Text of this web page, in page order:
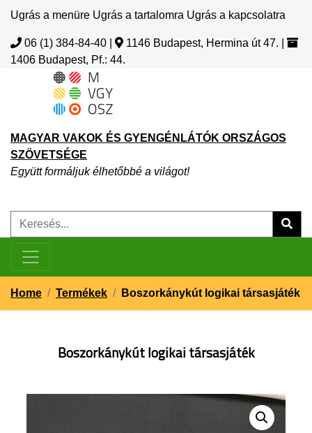
Ugrás a menüre Ugrás a tartalomra Ugrás a kapcsolatra
06 (1) 384-84-40 1146 Budapest, Hermina út 47.
1406 Budapest, Pf.: 44.
MAGYAR VAKOK ÉS GYENGÉNLÁTÓK ORSZÁGOS
SZÖVETSÉGE
Együtt formáljuk élhetőbbé a világot!
Home / Termékek / Boszorkánykút logikai társasjáték
Boszorkánykút logikai társasjáték